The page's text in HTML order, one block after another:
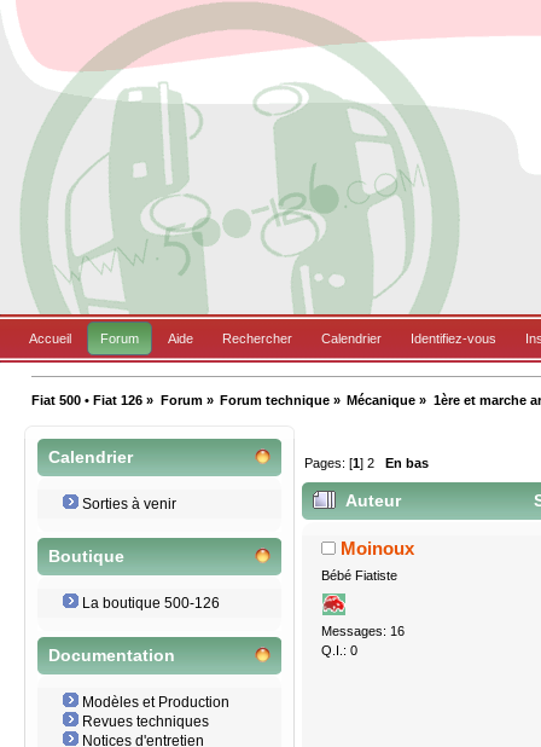
Accueil Forum Aide Rechercher Calendrier Identifiez-vous
Fiat 500 • Fiat 126 » Forum» Forum technique» Mécanique » 1ère et marche
Calendrier
Sorties à venir
Boutique
La boutique 500-126
Documentation
Modèles et Production
Revues techniques
Notices d'entretien
Pages: [1]2 En bas
Auteur
Moinoux
Bébé Fiatiste
Messages: 16
Q.I.: 0